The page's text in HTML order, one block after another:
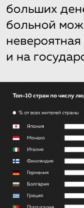
больших
больной
и на